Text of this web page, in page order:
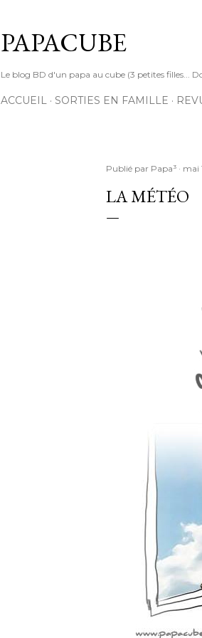
PAPACUBE
Le blog BD d'un papa au cube (3 petites filles...
ACCUEIL SORTIES EN FAMILLE
Publié par Papa³ mai
LA MÉTÉO